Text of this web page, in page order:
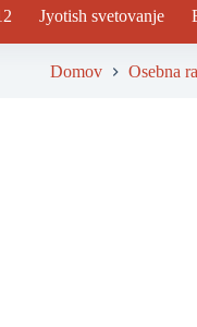
Jyotish svetovanje
Domov Osebna